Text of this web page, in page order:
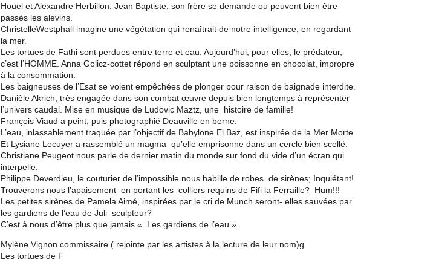
Houel et Alexandre Herbillon. Jean Baptiste, son frère se demande ou peuvent bien être
passés les alevins.
ChristelleWestphall imagine une végétation qui renaîtrait de notre intelligence, en regardant
la mer.
Les tortues de Fathi sont perdues entre terre et eau. Aujourd’hui, pour elles, le prédateur,
c’est l’HOMME. Anna Golicz-cottet répond en sculptant une poissonne en chocolat, impropre
à la consommation.
Les baigneuses de l’Esat se voient empêchées de plonger pour raison de baignade interdite.
Danièle Akrich, très engagée dans son combat œuvre depuis bien longtemps à représenter
l’univers caudal. Mise en musique de Ludovic Maztz, une histoire de famille!
François Viaud a peint, puis photographié Deauville en berne.
L’eau, inlassablement traquée par l’objectif de Babylone El Baz, est inspirée de la Mer Morte
Et Lysiane Lecuyer a rassemblé un magma qu’elle emprisonne dans un cercle bien scellé.
Christiane Peugeot nous parle de dernier matin du monde sur fond du vide d’un écran qui
interpelle.
Philippe Deverdieu, le couturier de l’impossible nous habille de robes de sirènes; Inquiétant!
Trouverons nous l’apaisement en portant les colliers requins de Fifi la Ferraille? Hum!!!
Les petites sirènes de Pamela Aimé, inspirées par le cri de Munch seront- elles sauvées par
les gardiens de l’eau de Juli sculpteur?
C’est à nous d’être plus que jamais « Les gardiens de l’eau ».
Mylène Vignon commissaire ( rejointe par les artistes à la lecture de leur nom)g
Les tortues de F